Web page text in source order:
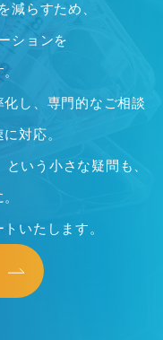
減らすため、
ションを
し、専門的なご相談
対応。
いう小さな疑問も、
いたします。